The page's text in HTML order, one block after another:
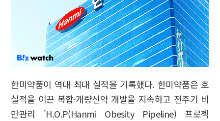
한미약품이 역대 최대 실적을 기록했다. 한미약품은 호
실적을 이끈 복합·개량신약 개발을 지속하고 전주기 비
만관리 'H.O.P(Hanmi Obesity Pipeline) 프로젝